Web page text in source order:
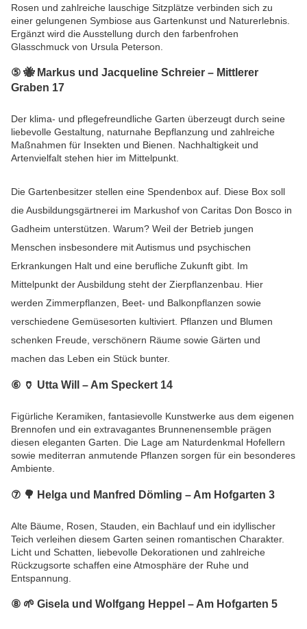
Rosen und zahlreiche lauschige Sitzplätze verbinden sich zu
einer gelungenen Symbiose aus Gartenkunst und Naturerlebnis.
Ergänzt wird die Ausstellung durch den farbenfrohen
Glasschmuck von Ursula Peterson.
⑤ 🐝 Markus und Jacqueline Schreier – Mittlerer
Graben 17
Der klima- und pflegefreundliche Garten überzeugt durch seine
liebevolle Gestaltung, naturnahe Bepflanzung und zahlreiche
Maßnahmen für Insekten und Bienen. Nachhaltigkeit und
Artenvielfalt stehen hier im Mittelpunkt.
Die Gartenbesitzer stellen eine Spendenbox auf. Diese Box soll
die Ausbildungsgärtnerei im Markushof von Caritas Don Bosco in
Gadheim unterstützen. Warum? Weil der Betrieb jungen
Menschen insbesondere mit Autismus und psychischen
Erkrankungen Halt und eine berufliche Zukunft gibt. Im
Mittelpunkt der Ausbildung steht der Zierpflanzenbau. Hier
werden Zimmerpflanzen, Beet- und Balkonpflanzen sowie
verschiedene Gemüsesorten kultiviert. Pflanzen und Blumen
schenken Freude, verschönern Räume sowie Gärten und
machen das Leben ein Stück bunter.
⑥ 🏺 Utta Will – Am Speckert 14
Figürliche Keramiken, fantasievolle Kunstwerke aus dem eigenen
Brennofen und ein extravagantes Brunnenensemble prägen
diesen eleganten Garten. Die Lage am Naturdenkmal Hofellern
sowie mediterran anmutende Pflanzen sorgen für ein besonderes
Ambiente.
⑦ 🌳 Helga und Manfred Dömling – Am Hofgarten 3
Alte Bäume, Rosen, Stauden, ein Bachlauf und ein idyllischer
Teich verleihen diesem Garten seinen romantischen Charakter.
Licht und Schatten, liebevolle Dekorationen und zahlreiche
Rückzugsorte schaffen eine Atmosphäre der Ruhe und
Entspannung.
⑧ 🌱 Gisela und Wolfgang Heppel – Am Hofgarten 5